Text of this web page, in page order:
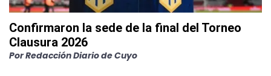
Confirmaron la sede de la final del Torneo
Clausura 2026
PorRedacción Diario de Cuyo